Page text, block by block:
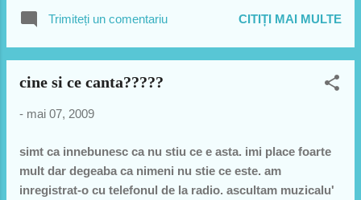
ore ... e fericit
Trimiteți un comentariu CITIȚI MAI MULTE
cine si ce canta?????
- mai 07, 2009
simt ca innebunesc ca nu stiu ce e asta. imi place foarte
mult dar degeaba ca nimeni nu stie ce este. am
inregistrat-o cu telefonul de la radio. ascultam muzicalu'